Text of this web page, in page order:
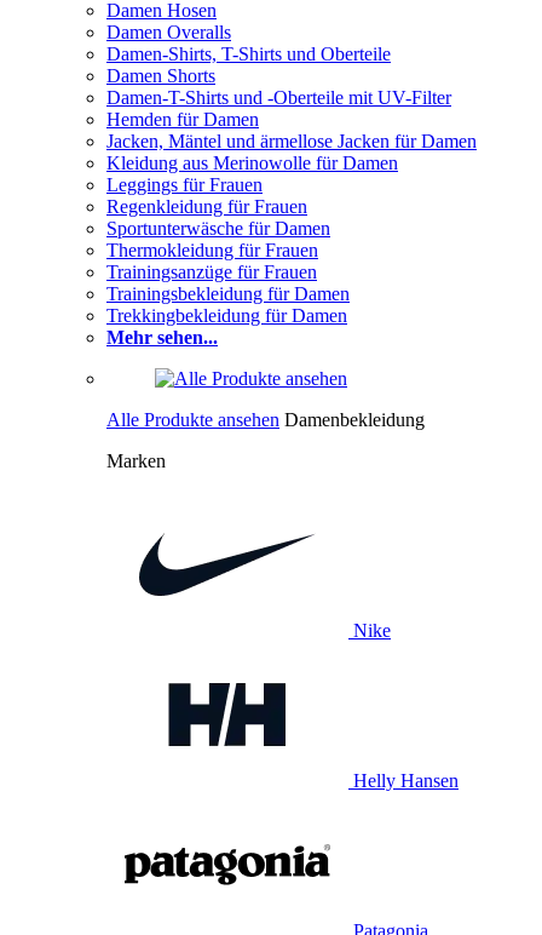
Damen Hosen
Damen Overalls
Damen-Shirts, T-Shirts und Oberteile
Damen Shorts
Damen-T-Shirts und -Oberteile mit UV-Filter
Hemden für Damen
Jacken, Mäntel und ärmellose Jacken für Damen
Kleidung aus Merinowolle für Damen
Leggings für Frauen
Regenkleidung für Frauen
Sportunterwäsche für Damen
Thermokleidung für Frauen
Trainingsanzüge für Frauen
Trainingsbekleidung für Damen
Trekkingbekleidung für Damen
Mehr sehen...
Alle Produkte ansehen Damenbekleidung
Marken
Nike
Helly Hansen
Patagonia